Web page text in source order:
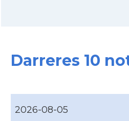
Darreres 10
2026-08-05